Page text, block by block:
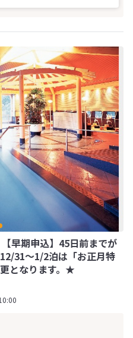
早期申込】45日前までが
31～1/2泊は「お正月特
となります。★